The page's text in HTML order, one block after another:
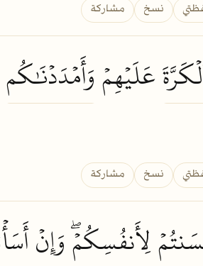
نسخ مشاركة
عَلَيۡهِمۡوَأَمۡدَدۡنَٰكُم
نسخ مشاركة
لِأَنفُسِكُمۡۖوَإِنۡ